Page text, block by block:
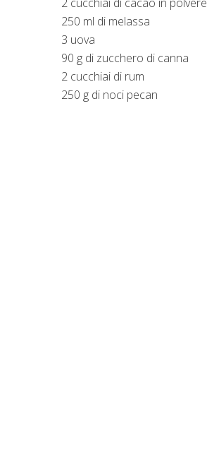
250 ml di melassa
3 uova
90 g di zucchero di canna
2 cucchiai di rum
250 g di noci pecan